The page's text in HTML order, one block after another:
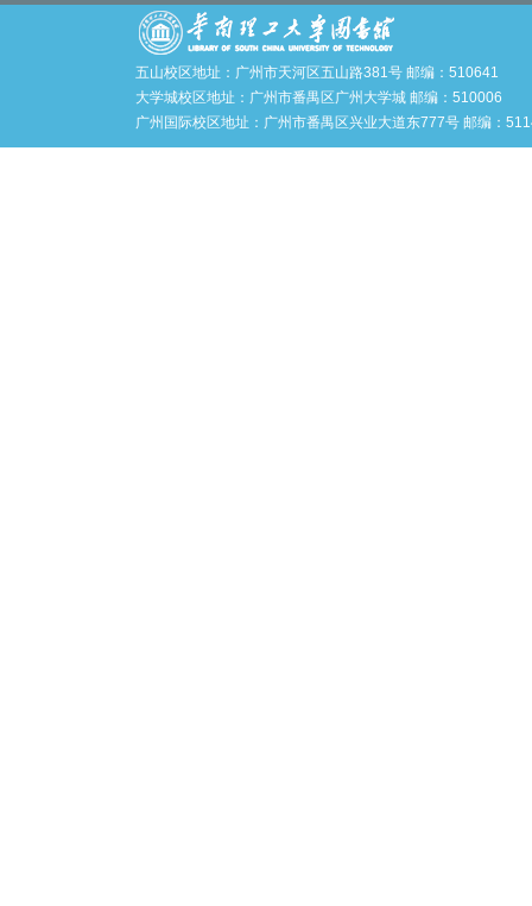
五山校区地址：广州市天河区五山路381号 邮编：510641
大学城校区地址：广州市番禺区广州大学城 邮编：510006
广州国际校区地址：广州市番禺区兴业大道东777号 邮编：